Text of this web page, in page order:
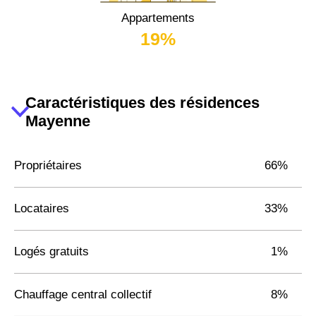
Appartements
19%
Caractéristiques des résidences
Mayenne
Propriétaires 66%
Locataires 33%
Logés gratuits 1%
Chauffage central collectif 8%